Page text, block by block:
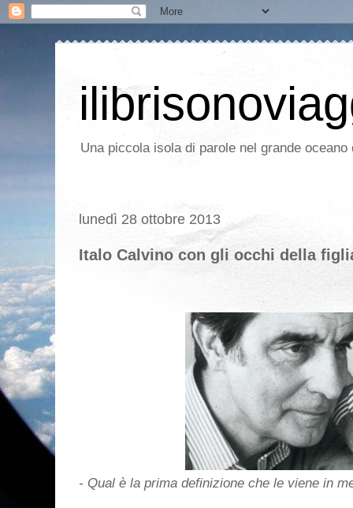
Una piccola isola di parole nel grande
lunedì 28 ottobre 2013
Italo Calvino con gli occhi della
- Qual è la prima definizione che le viene in